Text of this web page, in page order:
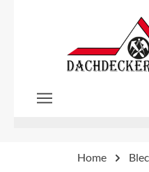
Zum Hauptinhalt springen
Home